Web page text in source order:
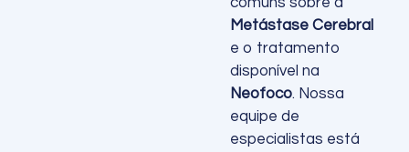
Metástase Cerebral
e o tratamento
disponível na
Neofoco. Nossa
equipe de
especialistas está